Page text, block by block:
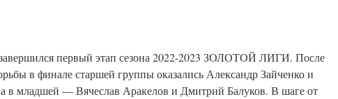
первый этап сезона 2022-2023 ЗОЛОТОЙ ЛИГИ. После
в финале старшей группы оказались Александр Зайченко и
в младшей — Вячеслав Аракелов и Дмитрий Балуков. В шаге от